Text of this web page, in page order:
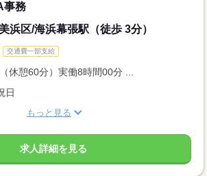
事務
浜区/海浜幕張駅（徒歩 3分）
交通費一部支給
休憩60分）実働8時間00分 ...
日
もっと見る
求人詳細を見る